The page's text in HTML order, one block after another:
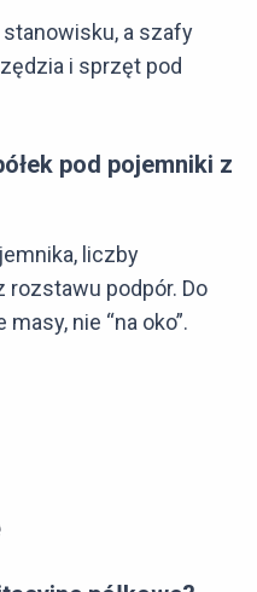
a szafy
i sprzęt pod
pod pojemniki z
liczby
rozstawu podpór. Do
nie “na oko”.